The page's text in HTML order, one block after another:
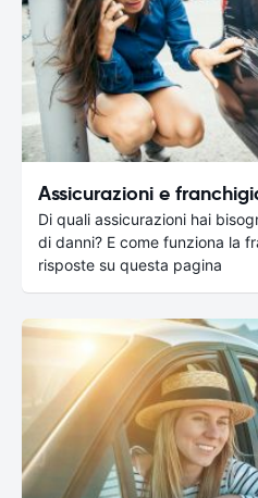
Assicurazioni e
Di quali assicurazioni hai
di danni? E come funziona la
risposte su questa pagina